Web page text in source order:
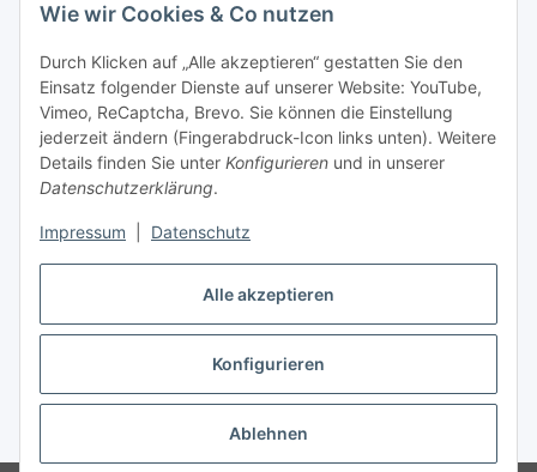
Alle akzeptieren
Konfigurieren
Ablehnen
Wie wir Cookies & Co nutzen
Durch Klicken auf „Alle akzeptieren“ gestatten Sie den
Einsatz folgender Dienste auf unserer Website: YouTube,
Vimeo, ReCaptcha, Brevo. Sie können die Einstellung
jederzeit ändern (Fingerabdruck-Icon links unten). Weitere
Details finden Sie unter Konfigurieren und in unserer
Datenschutzerklärung.
Impressum Datenschutz
Vertrag widerrufen
* Alle Preise inkl. gesetzlicher USt., zzgl.Versand